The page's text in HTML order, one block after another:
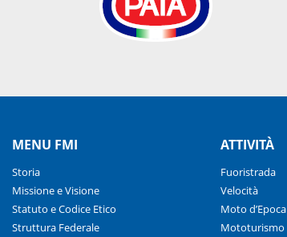
MENU FMI
Storia
Missione e Visione
Statuto e Codice Etico
Struttura Federale
ATTIVITÀ
Fuoristrada
Velocità
Moto d’Epoca
Mototurismo